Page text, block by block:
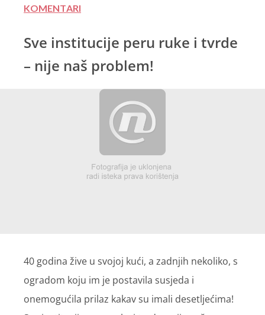
KOMENTARI
Sve institucije peru ruke i tvrde
– nije naš problem!
40 godina žive u svojoj kući, a zadnjih nekoliko, s
ogradom koju im je postavila susjeda i
onemogućila prilaz kakav su imali desetljećima!